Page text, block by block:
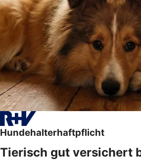
Hundehalterhaftpflicht
Tierisch gut versichert